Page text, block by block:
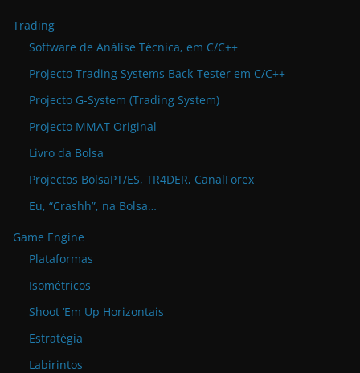
Trading
Software de Análise Técnica, em C/C++
Projecto Trading Systems Back-Tester em C/C++
Projecto G-System (Trading System)
Projecto MMAT Original
Livro da Bolsa
Projectos BolsaPT/ES, TR4DER, CanalForex
Eu, “Crashh”, na Bolsa…
Game Engine
Plataformas
Isométricos
Shoot ‘Em Up Horizontais
Estratégia
Labirintos